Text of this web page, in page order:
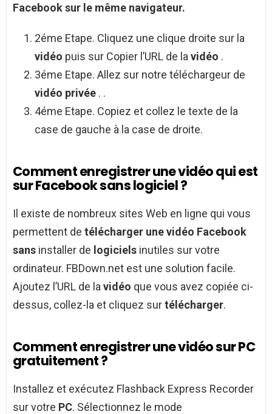
Facebooksur le même navigateur.
2éme Etape. Cliquez une clique droite sur la
vidéo puis sur Copier l’URL de la vidéo .
3éme Etape. Allez sur notre téléchargeur de
vidéo privée . .
4éme Etape. Copiez et collez le texte de la
case de gauche à la case de droite.
Comment enregistrer une vidéo qui est
sur Facebook sans logiciel ?
Il existe de nombreux sites Web en ligne qui vous
permettent de télécharger une vidéo Facebook
sans installer de logiciels inutiles sur votre
ordinateur. FBDown.net est une solution facile.
Ajoutez l’URL de la vidéo que vous avez copiée ci-
dessus, collez-la et cliquez surtélécharger.
Comment enregistrer une vidéo sur PC
gratuitement ?
Installez et exécutez Flashback Express Recorder
sur votre PC. Sélectionnez le mode